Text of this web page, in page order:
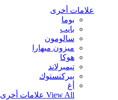
علامات أخرى
بوما
بايب
سالومون
ميزون ميهارا
هوكا
تيمبرلاند
بيركنستوك
أغ
View All علامات أخرى